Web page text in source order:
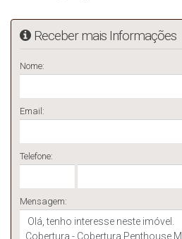
Receber mais Informações
Nome:
Email:
Telefone:
Mensagem: